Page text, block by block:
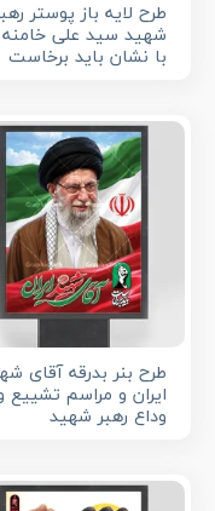
طرح لایه باز پوستر
شهید سید علی
با نشان باید برخاست
طرح بنر بدرقه آقای
ایران و مراسم تشییع
وداع رهبر شهید